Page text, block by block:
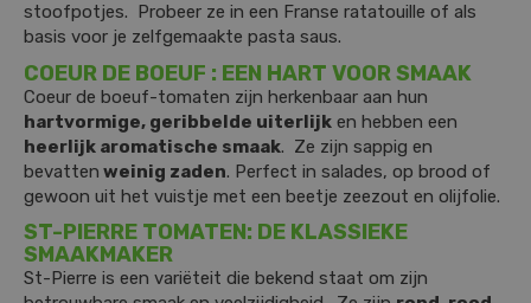
stoofpotjes. Probeer ze in een Franse ratatouille of als
basis voor je zelfgemaakte pasta saus.
COEUR DE BOEUF : EEN HART VOOR SMAAK
Coeur de boeuf-tomaten zijn herkenbaar aan hun
hartvormige, geribbelde uiterlijk en hebben een
heerlijk aromatische smaak. Ze zijn sappig en
bevatten weinig zaden. Perfect in salades, op brood of
gewoon uit het vuistje met een beetje zeezout en olijfolie.
ST-PIERRE TOMATEN: DE KLASSIEKE
SMAAKMAKER
St-Pierre is een variëteit die bekend staat om zijn